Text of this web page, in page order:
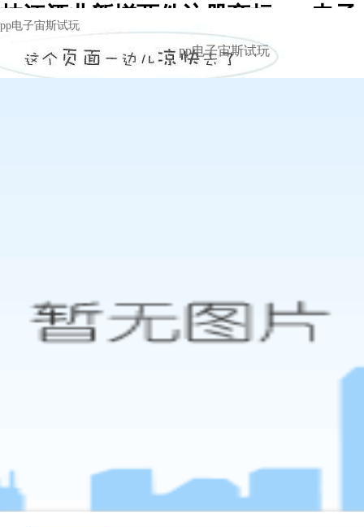
枝江酒业新增两件注册商标 -pp电子
宙斯试玩
pp电子宙斯试玩
pp电子宙斯试玩